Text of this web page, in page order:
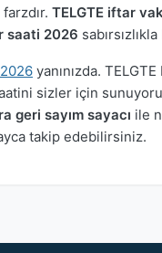
TELGTE iftar
saati 2026
yanınızda.
sizler için
geri sayım sayacı ile
takip edebilirsiniz.